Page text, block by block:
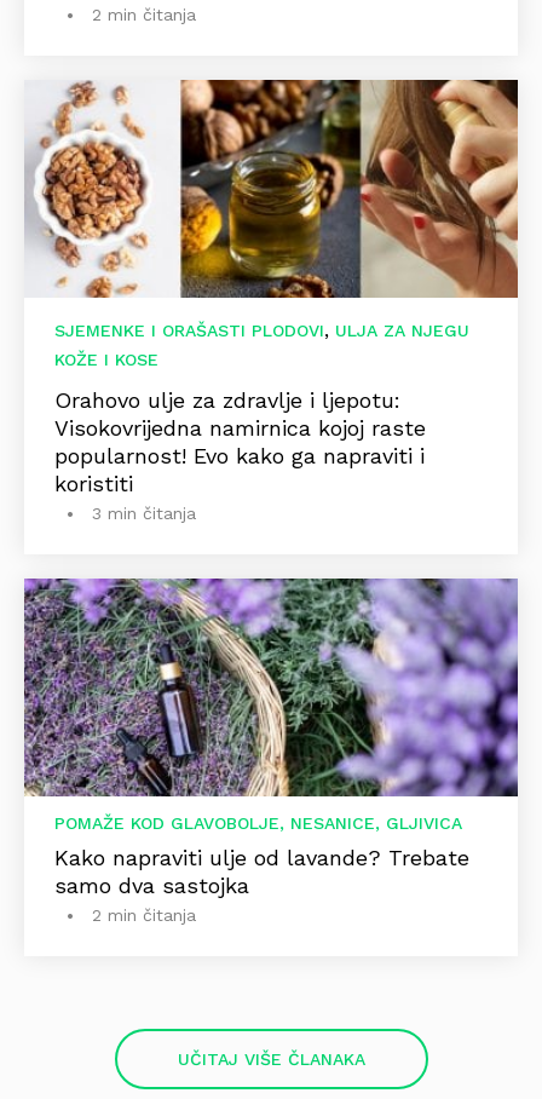
2 min čitanja
SJEMENKE I ORAŠASTI PLODOVI, ULJA ZA NJEGU
KOŽE I KOSE
Orahovo ulje za zdravlje i ljepotu:
Visokovrijedna namirnica kojoj raste
popularnost! Evo kako ga napraviti i
koristiti
3 min čitanja
POMAŽE KOD GLAVOBOLJE, NESANICE, GLJIVICA
Kako napraviti ulje od lavande? Trebate
samo dva sastojka
2 min čitanja
UČITAJ VIŠE ČLANAKA